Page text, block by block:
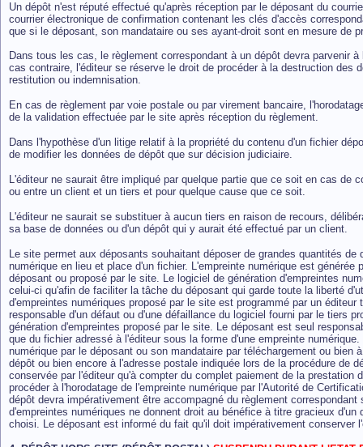
Un dépôt n'est réputé effectué qu'après réception par le déposant du
courrier électronique de confirmation contenant les clés d'accès
que si le déposant, son mandataire ou ses ayant-droit sont en mesure de
Dans tous les cas, le règlement correspondant à un dépôt devra parvenir
cas contraire, l'éditeur se réserve le droit de procéder à la destruction des
restitution ou indemnisation.
En cas de règlement par voie postale ou par virement bancaire,
de la validation effectuée par le site après réception du règlement.
Dans l'hypothèse d'un litige relatif à la propriété du contenu d'un fichier
de modifier les données de dépôt que sur décision judiciaire.
L'éditeur ne saurait être impliqué par quelque partie que ce soit en cas de
ou entre un client et un tiers et pour quelque cause que ce soit.
L'éditeur ne saurait se substituer à aucun tiers en raison de recours,
sa base de données ou d'un dépôt qui y aurait été effectué par un client.
Le site permet aux déposants souhaitant déposer de grandes quantités
numérique en lieu et place d'un fichier. L'empreinte numérique est
déposant ou proposé par le site. Le logiciel de génération d'empreintes
celui-ci qu'afin de faciliter la tâche du déposant qui garde toute la liberté
d'empreintes numériques proposé par le site est programmé par un
responsable d'un défaut ou d'une défaillance du logiciel fourni par le tiers
génération d'empreintes proposé par le site. Le déposant est seul
que du fichier adressé à l'éditeur sous la forme d'une empreinte
numérique par le déposant ou son mandataire par téléchargement ou bien
dépôt ou bien encore à l'adresse postale indiquée lors de la procédure de
conservée par l'éditeur qu'à compter du complet paiement de la prestation
procéder à l'horodatage de l'empreinte numérique par l'Autorité de
dépôt devra impérativement être accompagné du règlement
d'empreintes numériques ne donnent droit au bénéfice à titre gracieux
choisi. Le déposant est informé du fait qu'il doit impérativement conserver